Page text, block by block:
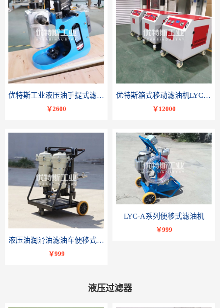
优特斯工业液压油手提式滤油机BLYJ系列液压油润滑油便携轻便小流量精密过滤
￥2600
优特斯箱式移动滤油机LYC-C系列变压器油润滑油滤油小车
￥12000
液压油润滑油滤油车便移式滤油机LYC-B系列-优特斯工业科技
￥999
LYC-A系列便移式滤油机
￥999
液压过滤器